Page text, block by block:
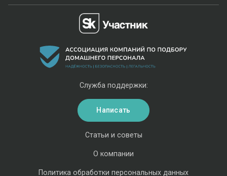
Статьи и советы
О компании
Политика обработки персональных данных
Служба поддержки:
Написать